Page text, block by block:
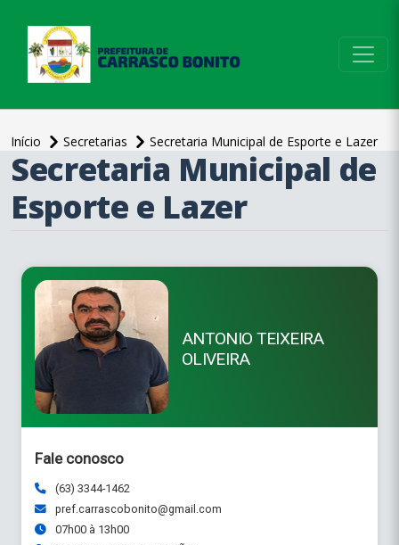
Início Secretarias
Secretaria Municipal de Esporte e Lazer
conteúdo
principal
Secretaria Municipal de
Esporte e Lazer
ANTONIO TEIXEIRA
OLIVEIRA
Fale conosco
(63) 3344-1462
pref.carrascobonito@gmail.com
07h00 à 13h00